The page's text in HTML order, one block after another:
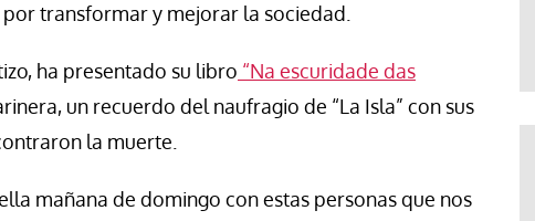
transformar y mejorar la sociedad.
ha presentado su libro “Na escuridade das
un recuerdo del naufragio de “La Isla” con sus
la muerte.
mañana de domingo con estas personas que nos